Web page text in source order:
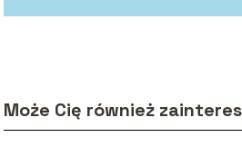
Może Cię również